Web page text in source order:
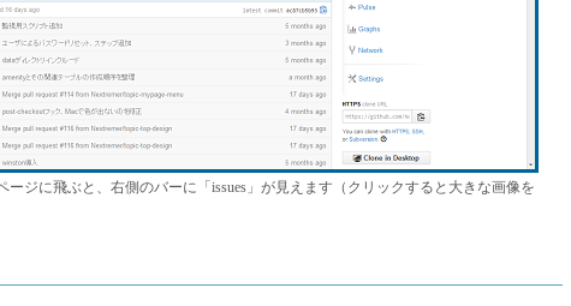
ージに飛ぶと、右側のバーに「issues」が見えます（クリックすると大きな画像を